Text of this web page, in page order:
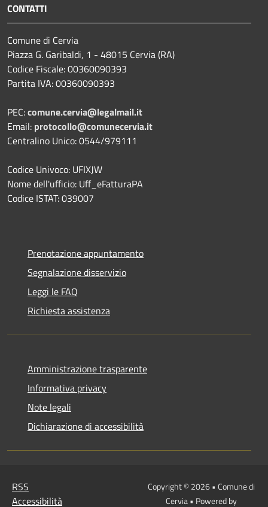
CONTATTI
Comune di Cervia
Piazza G. Garibaldi, 1 - 48015 Cervia (RA)
Codice Fiscale: 00360090393
Partita IVA: 00360090393
PEC:comune.cervia@legalmail.it
Email: protocollo@comunecervia.it
Centralino Unico: 0544/979111
Codice Univoco: UFIXJW
Nome dell'ufficio: Uff_eFatturaPA
Codice ISTAT: 039007
Prenotazione appuntamento
Segnalazione disservizio
Leggi le FAQ
Richiesta assistenza
Amministrazione trasparente
Informativa privacy
Note legali
Dichiarazione di accessibilità
RSS
Accessibilità
Copyright © 2026 • Comune di
Cervia • Powered by